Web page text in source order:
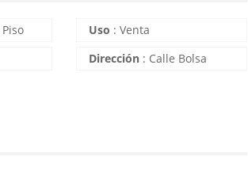
Piso Uso : Venta
Dirección : Calle Bolsa